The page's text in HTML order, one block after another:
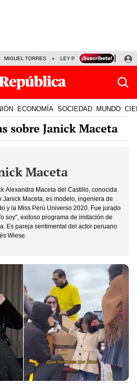
MIGUEL TORRES LEY PULPÍN PRECIO DEL
ECONOMÍA SOCIEDAD MUNDO
sobre Janick Maceta
Maceta
Alexandra Maceta del Castillo, conocida
Janick Maceta, es modelo, ingeniera de
y la Miss Perú Universo 2020. Fue jurado
soy", exitoso programa de imitación de
Es pareja sentimental del actor peruano
Wiese.